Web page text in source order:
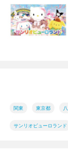
関東 東京都
サンリオピューロランド